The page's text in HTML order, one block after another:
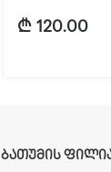
₾ 120.00
ᲑᲐᲗᲣᲛᲘᲡ